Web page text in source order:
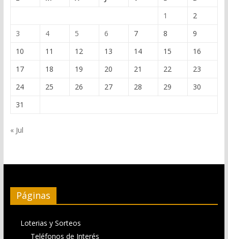
1
2
3
4 5 6 7 8
9
10
11 12 13 14 15
16
17
18 19 20 21 22
23
24
25 26 27 28 29
30
31
« Jul
Páginas
Loterias y Sorteos
Teléfonos de Interés